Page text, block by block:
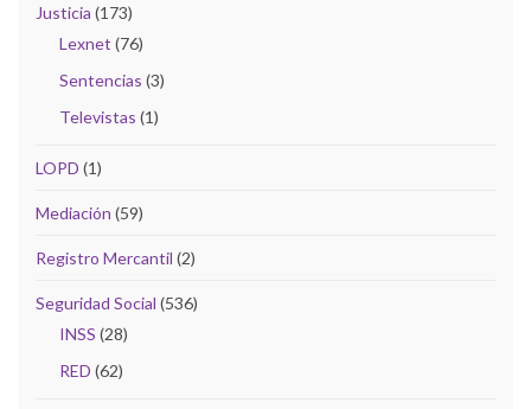
Justicia (173)
Lexnet (76)
Sentencias (3)
Televistas (1)
LOPD (1)
Mediación (59)
Registro Mercantil (2)
Seguridad Social (536)
INSS (28)
RED (62)